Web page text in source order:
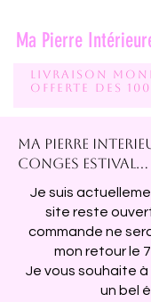
Ma Pierre
Livraison
Offerte des
Ma pierre
conges estival...
Je suis
site reste
commande ne
mon retour le
Je vous souhaite
un bel